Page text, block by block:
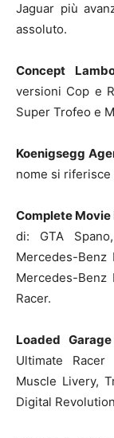
Jaguar più
assoluto.
Concept
versioni Cop e
Super Trofeo e
Koenigsegg
nome si
Complete Movie
di: GTA
Mercedes-
Mercedes-Benz
Racer.
Loaded
Ultimate
Muscle Livery,
Digital